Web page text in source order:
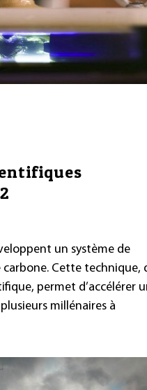
un système de
Cette technique,
permet d’accélérer
millénaires à